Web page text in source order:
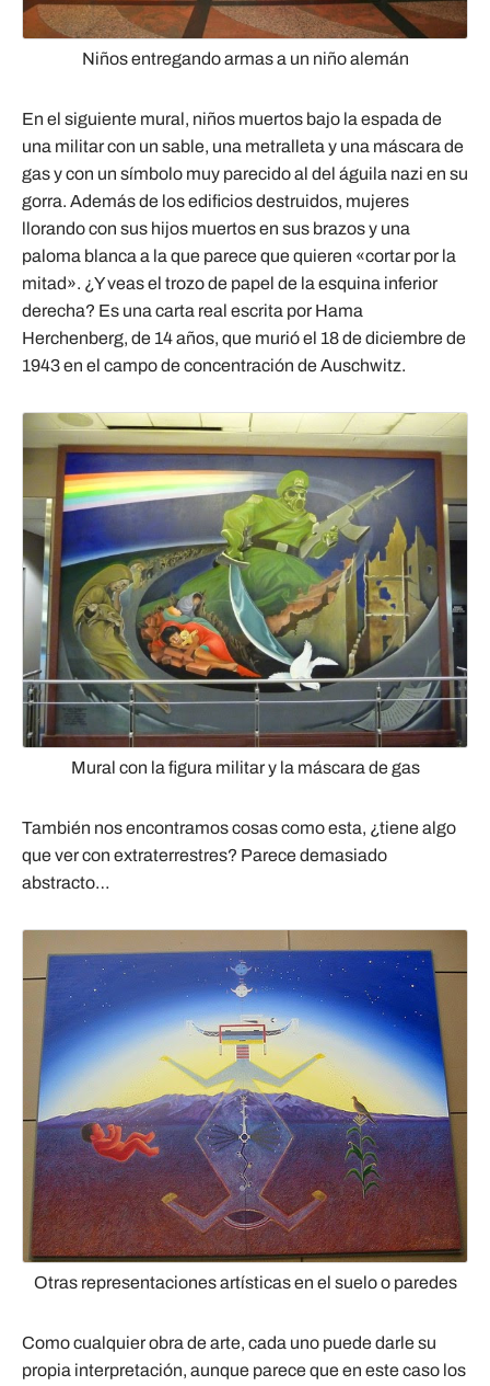
Niños entregando armas a un niño alemán
En el siguiente mural, niños muertos bajo la espada de
una militar con un sable, una metralleta y una máscara de
gas y con un símbolo muy parecido al del águila nazi en su
gorra. Además de los edificios destruidos, mujeres
llorando con sus hijos muertos en sus brazos y una
paloma blanca a la que parece que quieren «cortar por la
mitad». ¿Y veas el trozo de papel de la esquina inferior
derecha? Es una carta real escrita por Hama
Herchenberg, de 14 años, que murió el 18 de diciembre de
1943 en el campo de concentración de Auschwitz.
Mural con la figura militar y la máscara de gas
También nos encontramos cosas como esta, ¿tiene algo
que ver con extraterrestres? Parece demasiado
abstracto…
Otras representaciones artísticas en el suelo o paredes
Como cualquier obra de arte, cada uno puede darle su
propia interpretación, aunque parece que en este caso los